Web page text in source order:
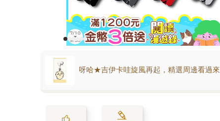
呀哈★吉伊卡哇旋風再起，精選周邊看過來